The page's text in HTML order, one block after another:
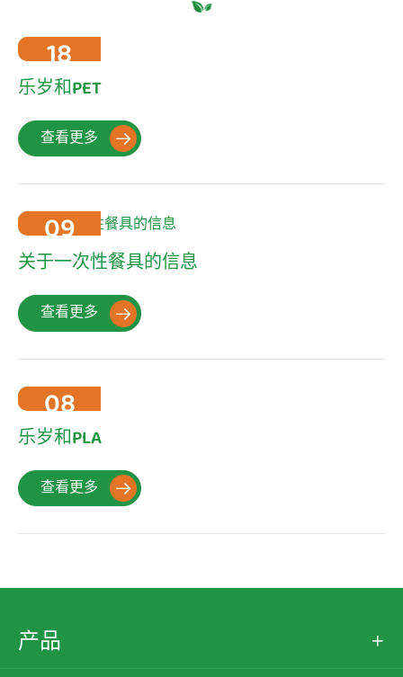
18
2022-10
乐岁和PET
查看更多 
09
2022-10
关于一次性餐具的信息
查看更多 
08
2022-10
乐岁和PLA
查看更多 
产品 